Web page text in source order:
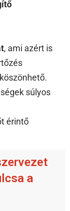
, ami azért is
súlyos
érintő
a